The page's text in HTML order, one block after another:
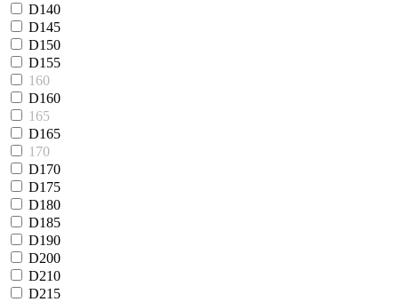
D140
D145
D150
D155
160
D160
165
D165
170
D170
D175
D180
D185
D190
D200
D210
D215